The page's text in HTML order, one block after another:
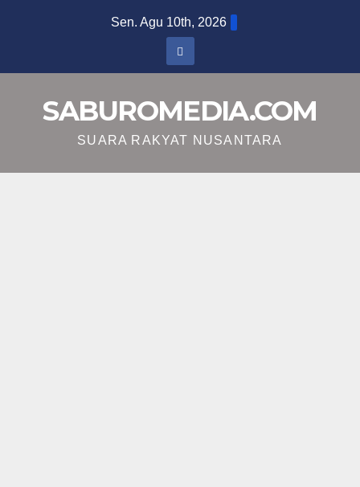
Sen. Agu 10th, 2026
SABUROMEDIA.COM
SUARA RAKYAT NUSANTARA